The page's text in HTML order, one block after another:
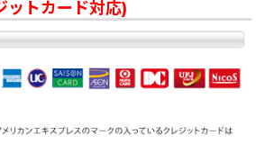
ットカード対応)